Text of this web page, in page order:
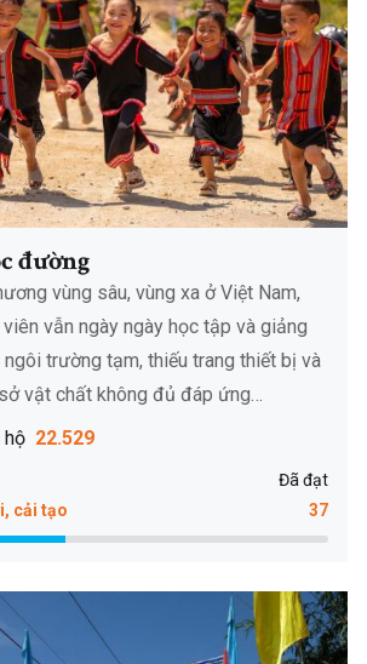
đường
vùng sâu, vùng xa ở Việt Nam,
vẫn ngày ngày học tập và giảng
trường tạm, thiếu trang thiết bị và
vật chất không đủ đáp ứng…
hộ 22.529
cải tạo
Đã đạt
37